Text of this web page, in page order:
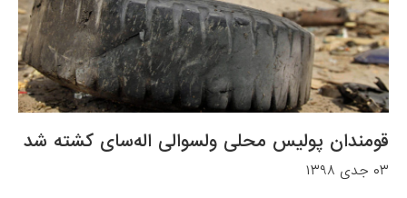
قومندان پولیس محلی ولسوالی اله‌سای کشته شد
۰۳ جدی ۱۳۹۸